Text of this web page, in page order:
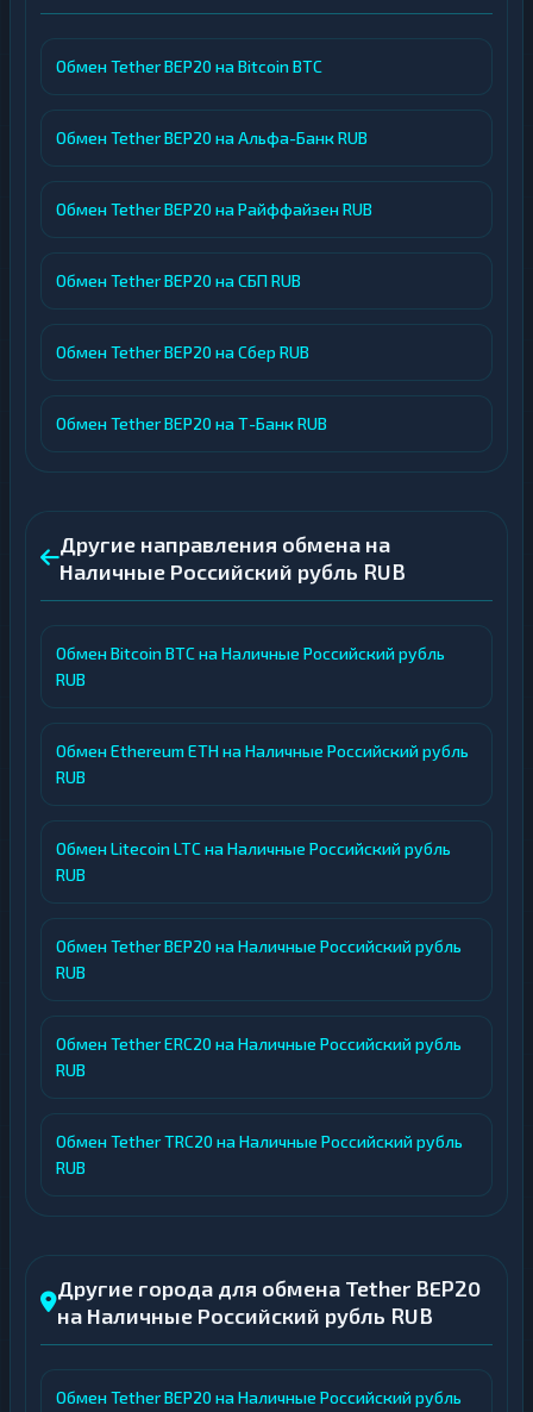
Обмен Tether BEP20 на Bitcoin BTC
Обмен Tether BEP20 на Альфа-Банк RUB
Обмен Tether BEP20 на Райффайзен RUB
Обмен Tether BEP20 на СБП RUB
Обмен Tether BEP20 на Сбер RUB
Обмен Tether BEP20 на Т-Банк RUB
Другие направления обмена на
Наличные Российский рубль RUB
Обмен Bitcoin BTC на Наличные Российский рубль
RUB
Обмен Ethereum ETH на Наличные Российский рубль
RUB
Обмен Litecoin LTC на Наличные Российский рубль
RUB
Обмен Tether BEP20 на Наличные Российский рубль
RUB
Обмен Tether ERC20 на Наличные Российский рубль
RUB
Обмен Tether TRC20 на Наличные Российский рубль
RUB
Другие города для обмена Tether BEP20
на Наличные Российский рубль RUB
Обмен Tether BEP20 на Наличные Российский рубль